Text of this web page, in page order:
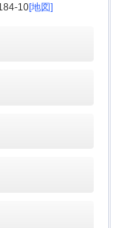
10[地図]